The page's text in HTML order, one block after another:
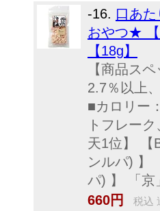
-16. 口あ
おやつ★
【18g】
【商品ス
2.7％以上
■カロリー
トフレー
天1位】 【
ンルパ) 】
パ) 】 「京
660円
税込